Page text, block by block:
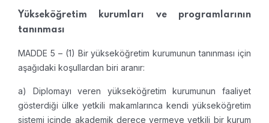
Yükseköğretim kurumları ve programlarının
tanınması
MADDE 5 – (1) Bir yükseköğretim kurumunun tanınması için
aşağıdaki koşullardan biri aranır:
a) Diplomayı veren yükseköğretim kurumunun faaliyet
gösterdiği ülke yetkili makamlarınca kendi yükseköğretim
sistemi içinde akademik derece vermeye yetkili bir kurum